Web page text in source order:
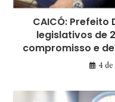
CAICÓ:
legislativos de
compromisso e
4